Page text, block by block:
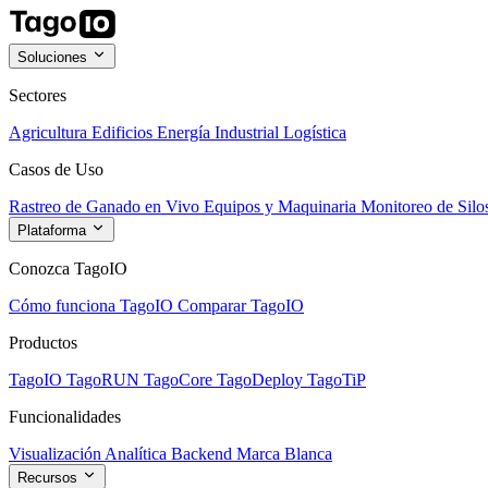
Soluciones
Sectores
Agricultura Edificios Energía Industrial Logística
Casos de Uso
Rastreo de Ganado en Vivo Equipos y Maquinaria Monitoreo de
Plataforma
Conozca TagoIO
Cómo funciona TagoIO Comparar TagoIO
Productos
TagoIO TagoRUN TagoCore TagoDeploy TagoTiP
Funcionalidades
Visualización Analítica Backend Marca Blanca
Recursos